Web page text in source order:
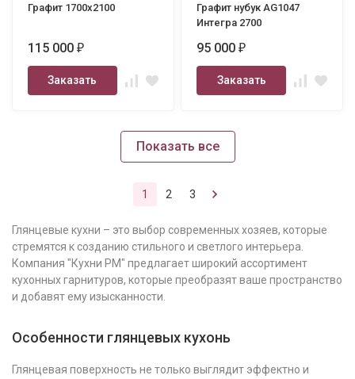
Графит 1700х2100
115 000₽
Заказать
Графит нубук AG1047
Интегра 2700
95 000₽
Заказать
Показать все
1 2 3
Глянцевые кухни – это выбор современных хозяев, которые
стремятся к созданию стильного и светлого интерьера.
Компания "Кухни РМ" предлагает широкий ассортимент
кухонных гарнитуров, которые преобразят ваше пространство
и добавят ему изысканности.
Особенности глянцевых кухонь
Глянцевая поверхность не только выглядит эффектно и